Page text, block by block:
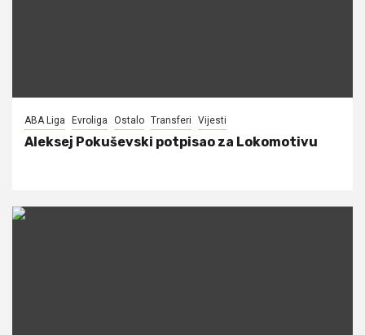
ABA Liga Evroliga Ostalo Transferi Vijesti
Aleksej Pokuševski potpisao za Lokomotivu